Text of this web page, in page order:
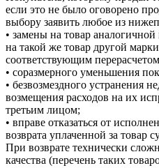
если это не было оговорено
выбору заявить любое из
• замены на товар
на такой же товар другой
соответствующим
• соразмерного уменьшения
• безвозмездного устранения
возмещения расходов на их
третьим лицом;
• вправе отказаться от
возврата уплаченной за товар
При возврате технически
качества (перечень таких